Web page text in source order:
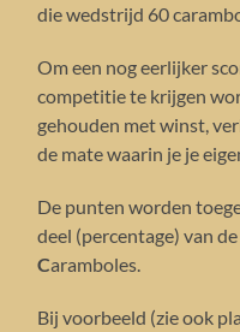
die wedstrijd 60
Om een nog eerlijker
competitie te krijgen
gehouden met winst,
de mate waarin je je
De punten worden
deel (percentage) van
Caramboles.
Bij voorbeeld (zie ook